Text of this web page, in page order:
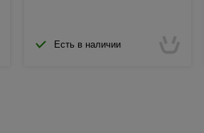
Есть в наличии